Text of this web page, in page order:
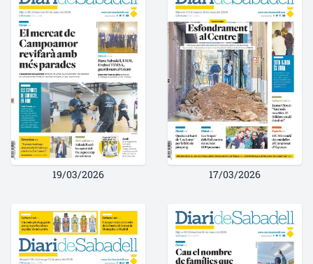
19/03/2026 17/03/2026